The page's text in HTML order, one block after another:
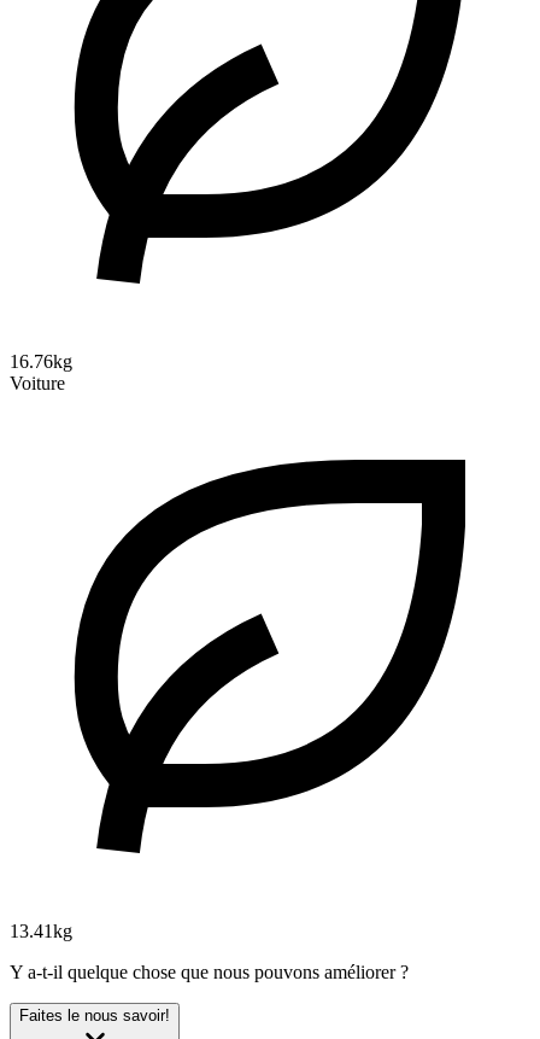
16.76kg
Voiture
13.41kg
Y a-t-il quelque chose que nous pouvons améliorer ?
Faites le nous savoir!